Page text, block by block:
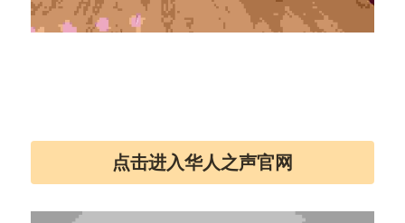
点击进入华人之声官网